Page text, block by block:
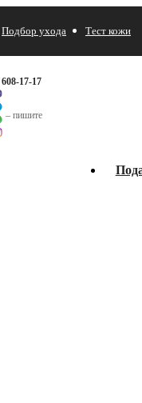
Подбор ухода Тест кожи
608-17-17
– пишите